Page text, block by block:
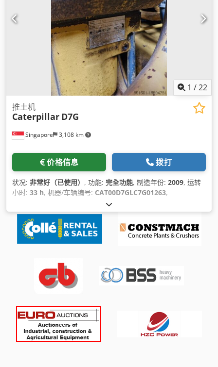
1 /22
Singapore 3,108 km
推土机
Caterpillar D7G
价格信息 拨打
状况: 非常好（已使用） , 功能: 完全功能, 制造年份: 2009, 运转
小时: 33 h, 机器/车辆编号: CAT00D7GLC7G01263,